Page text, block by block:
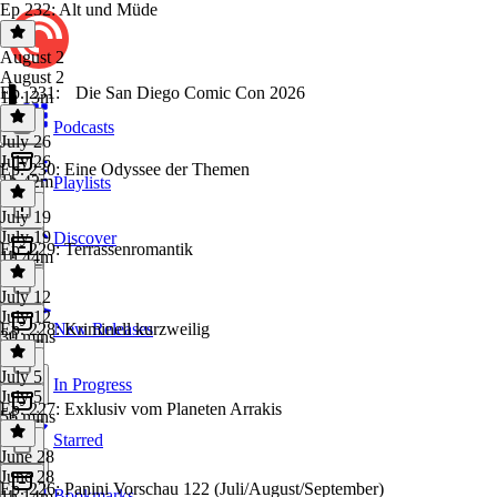
Podcasts
Playlists
Discover
New Releases
In Progress
Starred
Ep 232: Alt und Müde
August 2
August 2
1h 13m
Ep. 231: Die San Diego Comic Con 2026
July 26
July 26
1h 42m
Ep. 230: Eine Odyssee der Themen
July 19
July 19
1h 44m
Ep. 229: Terrassenromantik
July 12
July 12
30 mins
Ep. 228: Kriminell kurzweilig
July 5
July 5
56 mins
Ep. 227: Exklusiv vom Planeten Arrakis
June 28
June 28
Ep. 226: Panini Vorschau 122 (Juli/August/September)